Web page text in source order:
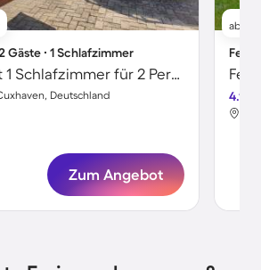
Gäste ∙ 1 Schlafzimmer
Apartment mit 1 Schlafzimmer für 2 Personen
Deutschland
Zum Angebot
ab
4.1